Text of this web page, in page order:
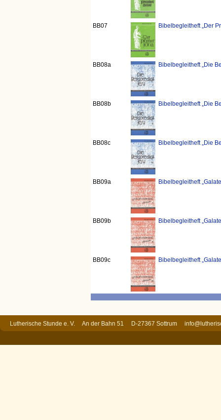
BB07 Bibelbegleitheft „Der
BB08a Bibelbegleitheft „Die
BB08b Bibelbegleitheft „Die
BB08c Bibelbegleitheft „Die
BB09a Bibelbegleitheft
BB09b Bibelbegleitheft
BB09c Bibelbegleitheft
Lutherische Stunde e. V. An der Bahn 51 D-27367 Sottrum